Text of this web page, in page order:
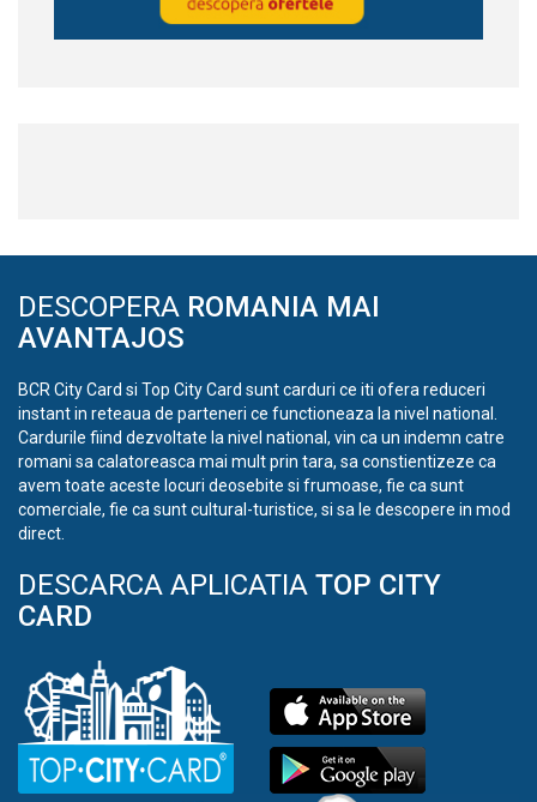
DESCOPERA ROMANIA MAI
AVANTAJOS
BCR City Card si Top City Card sunt carduri ce iti ofera reduceri
instant in reteaua de parteneri ce functioneaza la nivel national.
Cardurile fiind dezvoltate la nivel national, vin ca un indemn catre
romani sa calatoreasca mai mult prin tara, sa constientizeze ca
avem toate aceste locuri deosebite si frumoase, fie ca sunt
comerciale, fie ca sunt cultural-turistice, si sa le descopere in mod
direct.
DESCARCA APLICATIA TOP CITY
CARD